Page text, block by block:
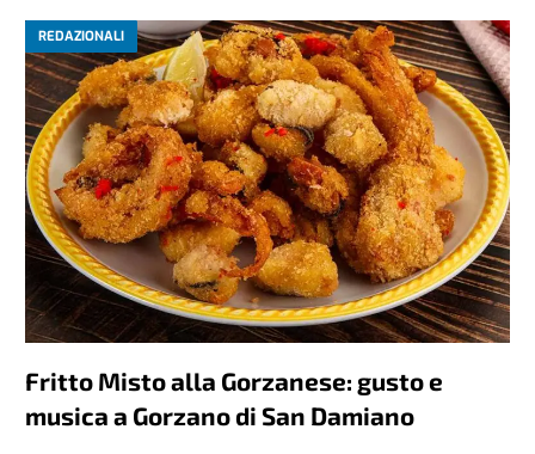
REDAZIONALI
Fritto Misto alla Gorzanese: gusto e
musica a Gorzano di San Damiano